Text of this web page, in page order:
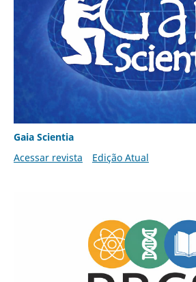
Gaia Scientia
Acessar revista
Edição Atual